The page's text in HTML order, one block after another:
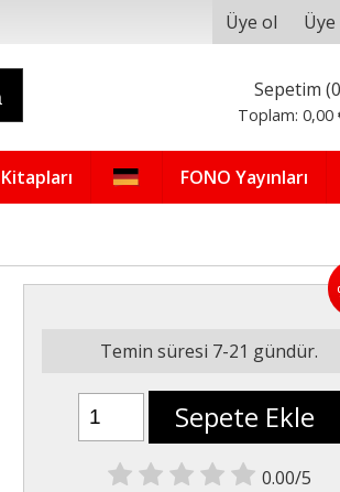
Üye ol
Sepetim (
Toplam:0,00
FONO Yayınları
Temin süresi 7-21 gündür.
Sepete Ekle
0.00/5